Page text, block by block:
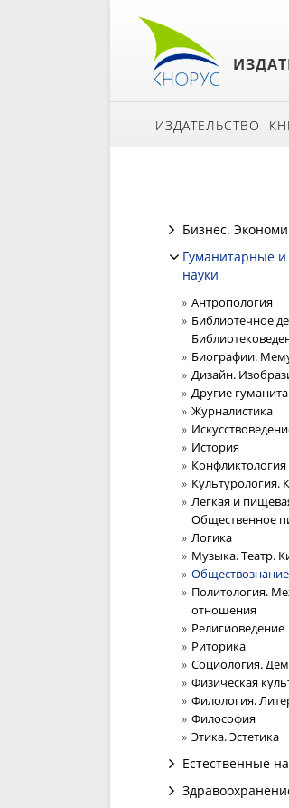
ИЗДАТЕЛЬСТВО
Бизнес.
Гуманитарные
науки
Антропология
Библиотечное
Биографии.
Дизайн.
Другие
Журналистика
История
Конфликтология
Культурология.
Легкая и
Общественное
Логика
Музыка. Театр.
Обществознание
Политология.
отношения
Религиоведение
Риторика
Социология.
Физическая
Филология.
Философия
Этика. Эстетика
Естественные